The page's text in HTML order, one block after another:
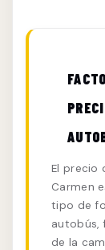
El precio
Carmen
tipo de
autobús,
de la